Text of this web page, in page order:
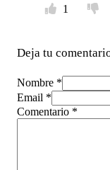
1
Deja tu
Nombre *
Email *
Comentario *